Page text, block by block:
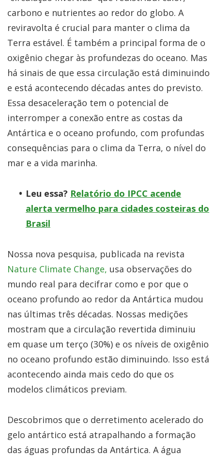
carbono e nutrientes ao redor do globo. A
reviravolta é crucial para manter o clima da
Terra estável. É também a principal forma de o
oxigênio chegar às profundezas do oceano. Mas
há sinais de que essa circulação está diminuindo
e está acontecendo décadas antes do previsto.
Essa desaceleração tem o potencial de
interromper a conexão entre as costas da
Antártica e o oceano profundo, com profundas
consequências para o clima da Terra, o nível do
mar e a vida marinha.
Leu essa? Relatório do IPCC acende
alerta vermelho para cidades costeiras do
Brasil
Nossa nova pesquisa, publicada na revista
Nature Climate Change, usa observações do
mundo real para decifrar como e por que o
oceano profundo ao redor da Antártica mudou
nas últimas três décadas. Nossas medições
mostram que a circulação revertida diminuiu
em quase um terço (30%) e os níveis de oxigênio
no oceano profundo estão diminuindo. Isso está
acontecendo ainda mais cedo do que os
modelos climáticos previam.
Descobrimos que o derretimento acelerado do
gelo antártico está atrapalhando a formação
das águas profundas da Antártica. A água